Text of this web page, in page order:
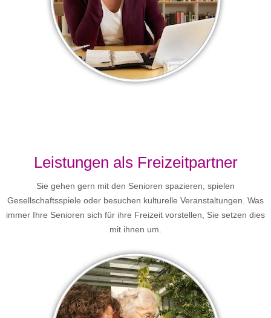
Leistungen als Freizeitpartner
Sie gehen gern mit den Senioren spazieren, spielen
Gesellschaftsspiele oder besuchen kulturelle Veranstaltungen. Was
immer Ihre Senioren sich für ihre Freizeit vorstellen, Sie setzen dies
mit ihnen um.